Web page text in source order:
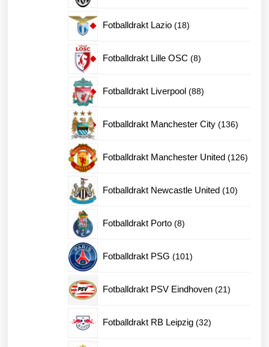
Fotballdrakt Lazio 1818
Fotballdrakt Lille OSC 88
Fotballdrakt Liverpool 8888
Fotballdrakt Manchester City 136136
Fotballdrakt Manchester United 126126
Fotballdrakt Newcastle United 1010
Fotballdrakt Porto 88
Fotballdrakt PSG 101101
Fotballdrakt PSV Eindhoven 2121
Fotballdrakt RB Leipzig 3232